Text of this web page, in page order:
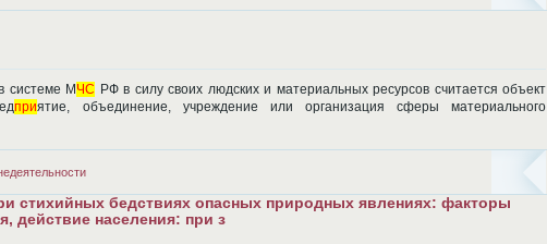
системе МЧС РФ в силу своих людских и материальных ресурсов считается объект
приятие, объединение, учреждение или организация сферы материального
стихийных бедствиях опасных природных явлениях: факторы
действие населения: при з